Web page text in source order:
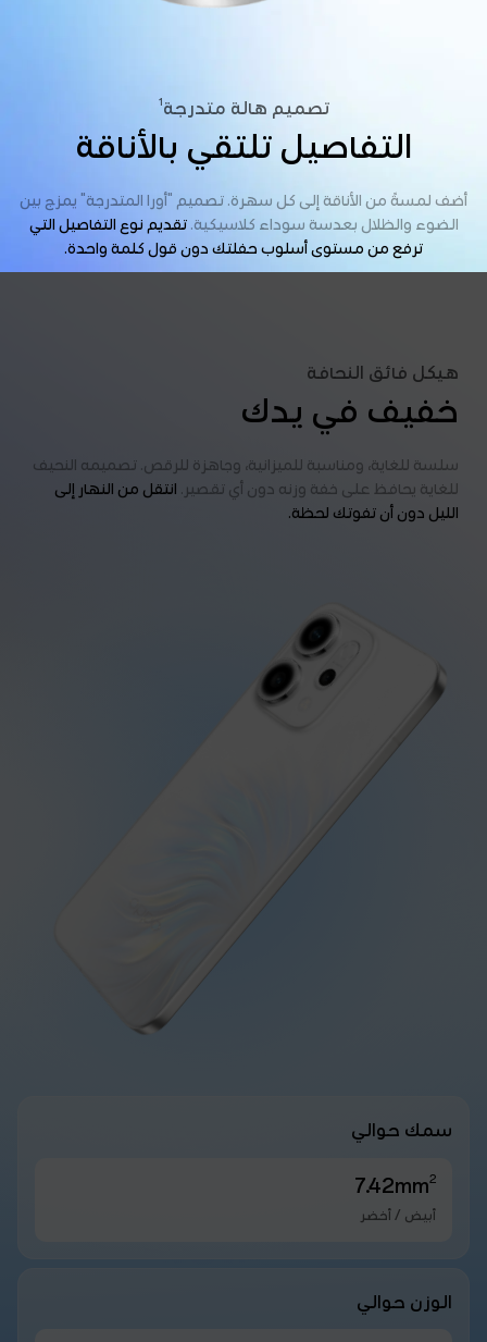
تصميم هالة متدرجة 1
التفاصيل تلتقي بالأناقة
أضف لمسةً من الأناقة إلى كل سهرة. تصميم "أورا المتدرجة" يمزج بين
الضوء والظلال بعدسة سوداء كلاسيكية.تقديم نوع التفاصيل التي
ترفع من مستوى أسلوب حفلتك دون قول كلمة واحدة.
هيكل فائق النحافة
خفيف في يدك
سلسة للغاية، ومناسبة للميزانية، وجاهزة للرقص. تصميمه النحيف
للغاية يحافظ على خفة وزنه دون أي تقصير. انتقل من النهار إلى
الليل دون أن تفوتك لحظة.
سمك حوالي
7.42mm2
أبيض / أخضر
الوزن حوالي